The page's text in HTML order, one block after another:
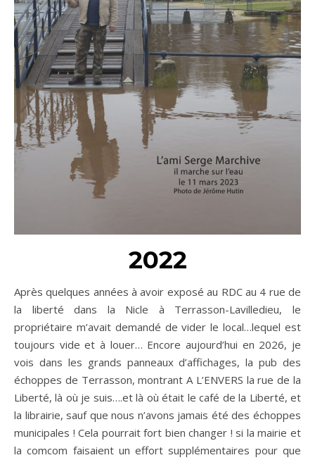
2022
Après quelques années à avoir exposé au RDC au 4 rue de
la liberté dans la Nicle à Terrasson-Lavilledieu, le
propriétaire m’avait demandé de vider le local…lequel est
toujours vide et à louer… Encore aujourd’hui en 2026, je
vois dans les grands panneaux d’affichages, la pub des
échoppes de Terrasson, montrant A L’ENVERS la rue de la
Liberté, là où je suis….et là où était le café de la Liberté, et
la librairie, sauf que nous n’avons jamais été des échoppes
municipales ! Cela pourrait fort bien changer ! si la mairie et
la comcom faisaient un effort supplémentaires pour que